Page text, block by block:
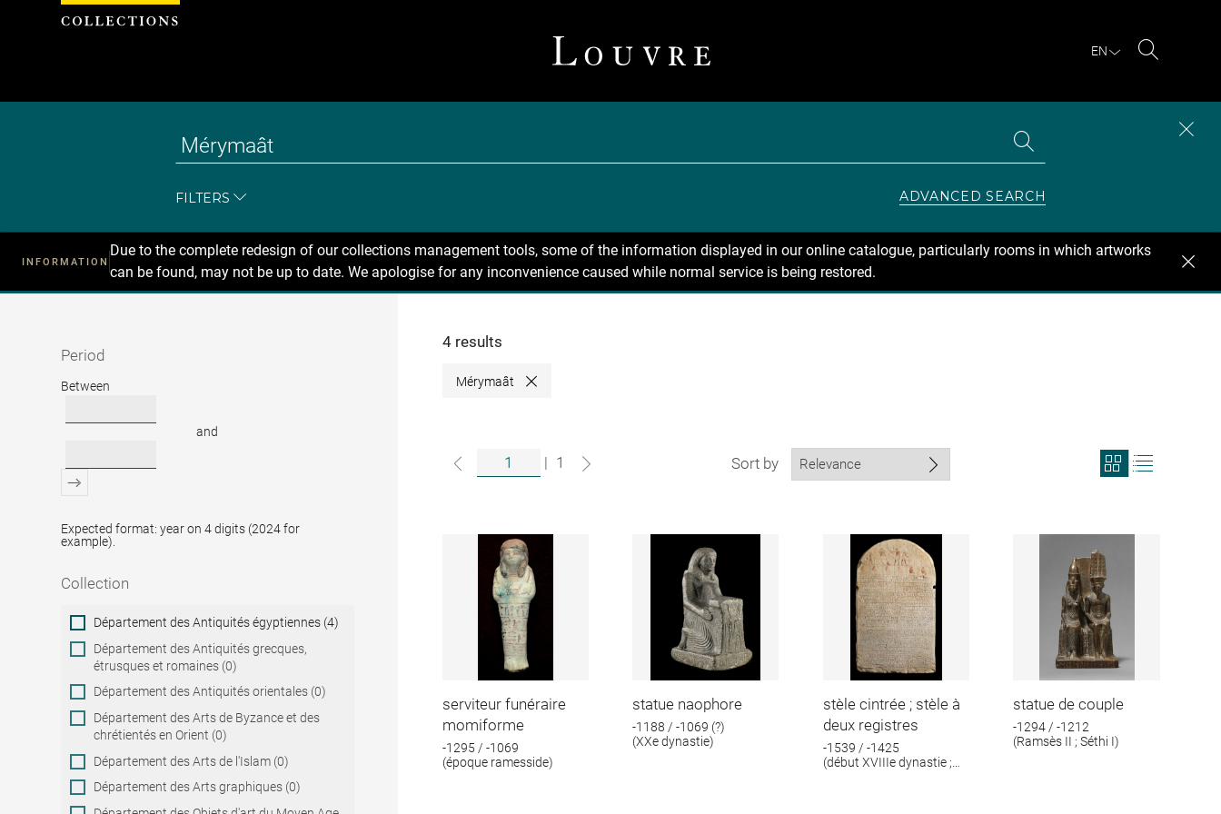
EN
FILTERS ADVANCED SEARCH
INFORMATION
Due to the complete redesign of our collections management tools, some of the information displayed in our online catalogue, particularly rooms in which artworks
can be found, may not be up to date. We apologise for any inconvenience caused while normal service is being restored.
Recherche
Period
Period
Between
and
Expected format: year on 4 digits (2024 for
example).
Collection
Collection
Département des Antiquités égyptiennes (4)
Département des Antiquités grecques,
étrusques et romaines (0)
Département des Antiquités orientales (0)
Département des Arts de Byzance et des
chrétientés en Orient (0)
Département des Arts de l'Islam (0)
Département des Arts graphiques (0)
4 results
Mérymaât Close
| 1 Sort by
View
search
format
serviteur funéraire
momiforme
-1295 / -1069
(époque ramesside)
statue naophore
-1188 / -1069 (?)
(XXe dynastie)
stèle cintrée ; stèle à
deux registres
-1539 / -1425
(début XVIIIe dynastie ;
statue de couple
-1294 / -1212
(Ramsès II ; Séthi I)
Cookies management panel